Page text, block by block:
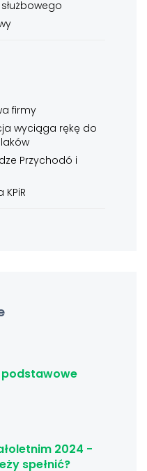
firmy
wyciąga rękę do
Przychodó i
podstawowe
2024 -
spełnić?